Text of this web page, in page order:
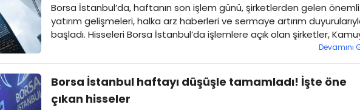
Borsa İstanbul’da, haftanın son işlem günü, şirketlerden gelen önemli
yatırım gelişmeleri, halka arz haberleri ve sermaye artırım
başladı. Hisseleri Borsa İstanbul’da işlemlere açık olan şirketler,
Aydınlatma Platformu (KAP) duyurularıyla öne çıktı. İşte Borsa
İstanbul’dan şirket haberleri…
Devamını
Borsa İstanbul haftayı düşüşle tamamladı! İşte öne
çıkan hisseler